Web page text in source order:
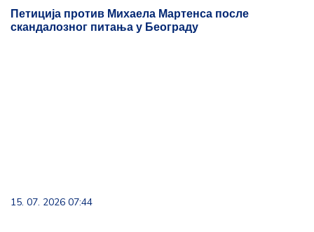
Петиција против Михаела Мартенса после
скандалозног питања у Београду
15. 07. 2026 07:44